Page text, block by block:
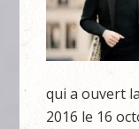
qui a ouvert
2016 le 16